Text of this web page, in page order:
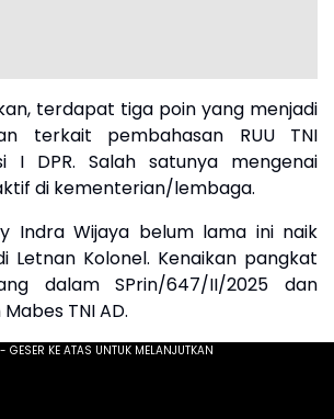
terdapat tiga poin yang menjadi
terkait pembahasan RUU TNI
I DPR. Salah satunya mengenai
di kementerian/lembaga.
Indra Wijaya belum lama ini naik
Letnan Kolonel. Kenaikan pangkat
dalam SPrin/647/II/2025 dan
TNI AD.